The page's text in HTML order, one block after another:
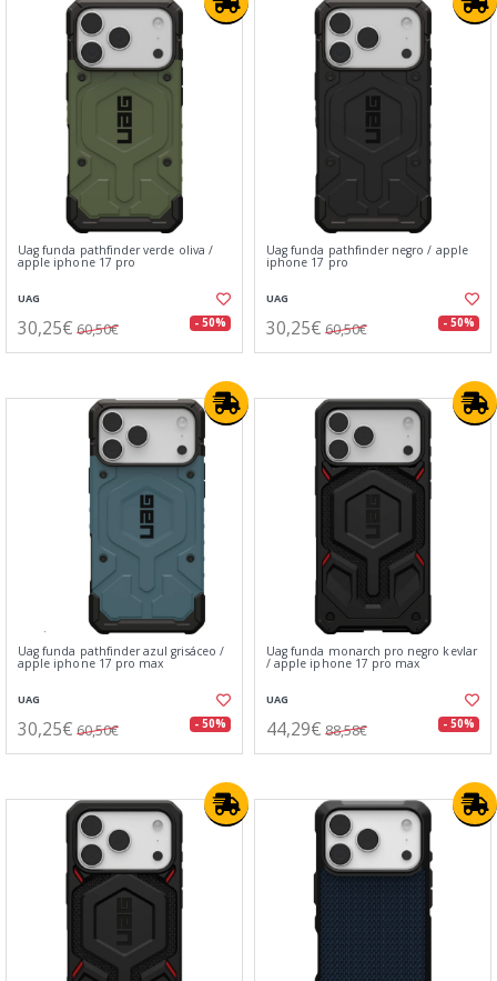
Uag funda pathfinder ⁣⁢​ ‍ ​ ‍​‍ ​‌​‍​‍‌‍‌ ‌​ ‍‌​‍‍ ​​‌‍​‌​​‍ ‍​ ‍‌‌​​‍‍‌‍ ​‍​​ ‌​‌‍verde oliva /
apple iphone 17 pro
UAG
30,25€ 60,50€ - 50%
Uag funda pathfinder negro / apple
iphone 17 pro
UAG
30,25€ 60,50€ - 50%
Uag funda pathfinder azul grisáceo /
apple iphone 17 pro max
UAG
30,25€ 60,50€ - 50%
Uag funda monarch pro negro kevlar
/ apple iphone 17 pro max
UAG
44,29€ 88,58€ - 50%